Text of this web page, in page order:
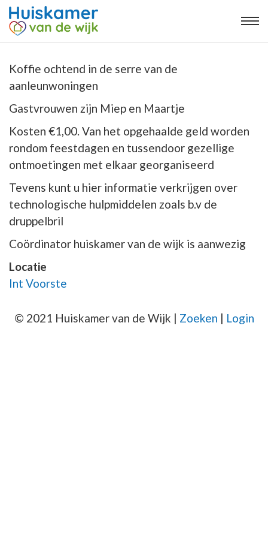
Koffie ochtend in de serre van de
aanleunwoningen
Gastvrouwen zijn Miep en Maartje
Kosten €1,00. Van het opgehaalde geld worden
rondom feestdagen en tussendoor gezellige
ontmoetingen met elkaar georganiseerd
Tevens kunt u hier informatie verkrijgen over
technologische hulpmiddelen zoals b.v de
druppelbril
Coördinator huiskamer van de wijk is aanwezig
Locatie
Int Voorste
© 2021 Huiskamer van de Wijk | Zoeken | Login